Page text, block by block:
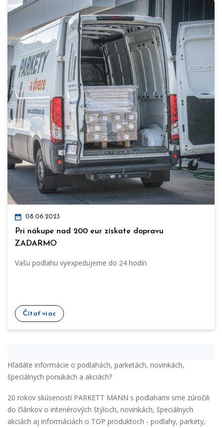
08.06.2023
Pri nákupe nad 200 eur získate dopravu
ZADARMO
Vašu podlahu vyexpedujeme do 24 hodín
Čítať viac
Hľadáte informácie o podlahách, parketách, novinkách,
špeciálnych ponukách a akciách?
20 rokov skúseností PARKETT MANN s podlahami sme zúročili
do článkov o interiérových štýloch, novinkách, špeciálnych
akciách aj informáciách o TOP produktoch - podlahy, parkety,